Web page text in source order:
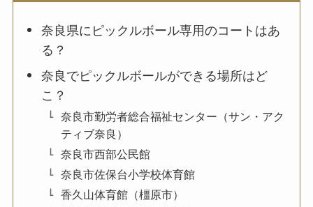
奈良県にピックルボール専用のコートはあ
る？
奈良でピックルボールができる場所はど
こ？
奈良市勤労者総合福祉センター（サン・アク
ティブ奈良）
奈良市西部公民館
奈良市佐保台小学校体育館
香久山体育館（橿原市）